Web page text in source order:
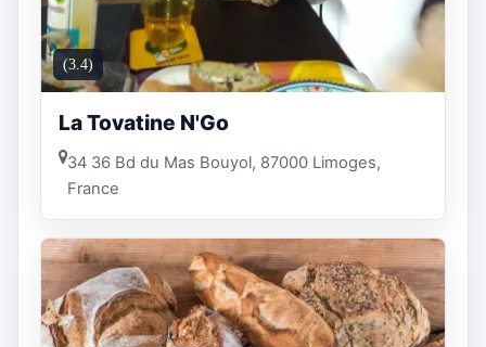
(3.4)
La Tovatine N'Go
34 36 Bd du Mas Bouyol, 87000 Limoges,
France